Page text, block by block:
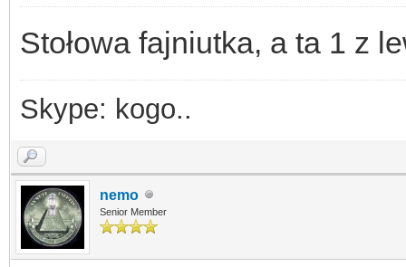
Stołowa fajniutka, a ta 1 z
Skype: kogo..
nemo
Senior Member